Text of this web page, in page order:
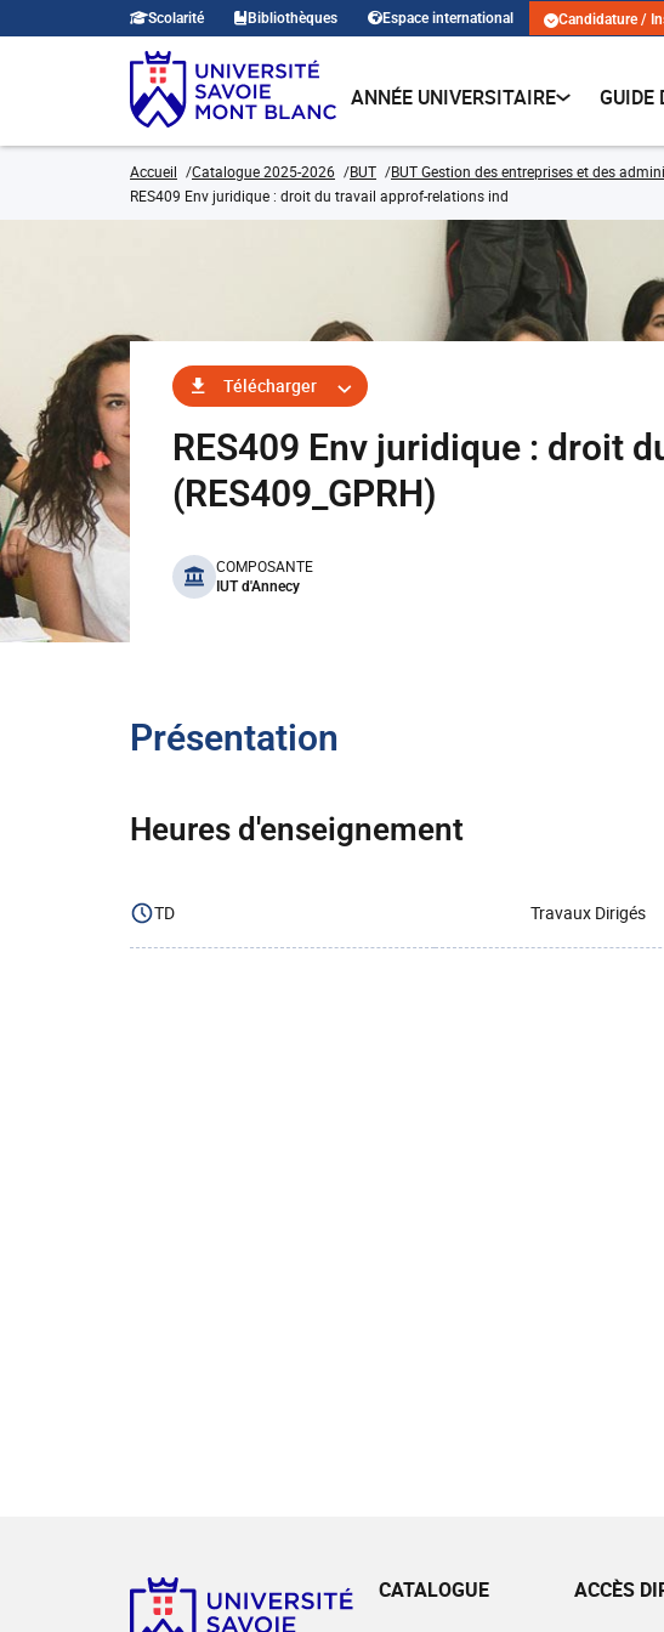
Scolarité Bibliothèques Espace international Candidature /
ANNÉE UNIVERSITAIRE GUIDE
Accueil Catalogue 2025-2026 BUT BUT Gestion des entreprises et des
RES409 Env juridique : droit du travail approf-relations ind
Télécharger
RES409 Env juridique : droit
(RES409_GPRH)
benefits
COMPOSANTE
IUT d'Annecy
Présentation
Heures d'enseignement
TD Travaux Dirigés
CATALOGUE ACCÈS